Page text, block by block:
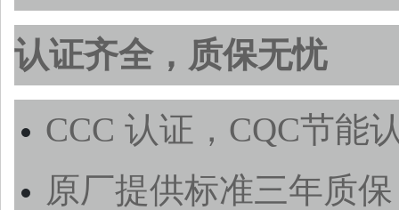
认证齐全，质保无忧
CCC 认证，CQC节能
原厂提供标准三年质保